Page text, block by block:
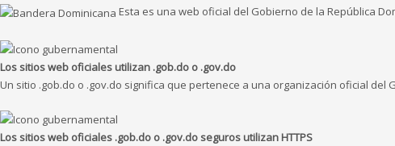
Esta es una web oficial del Gobierno de la República
Los sitios web oficiales utilizan .gob.do o .gov.do
Un sitio .gob.do o .gov.do significa que pertenece a una organización oficial del
Los sitios web oficiales .gob.do o .gov.do seguros utilizan HTTPS